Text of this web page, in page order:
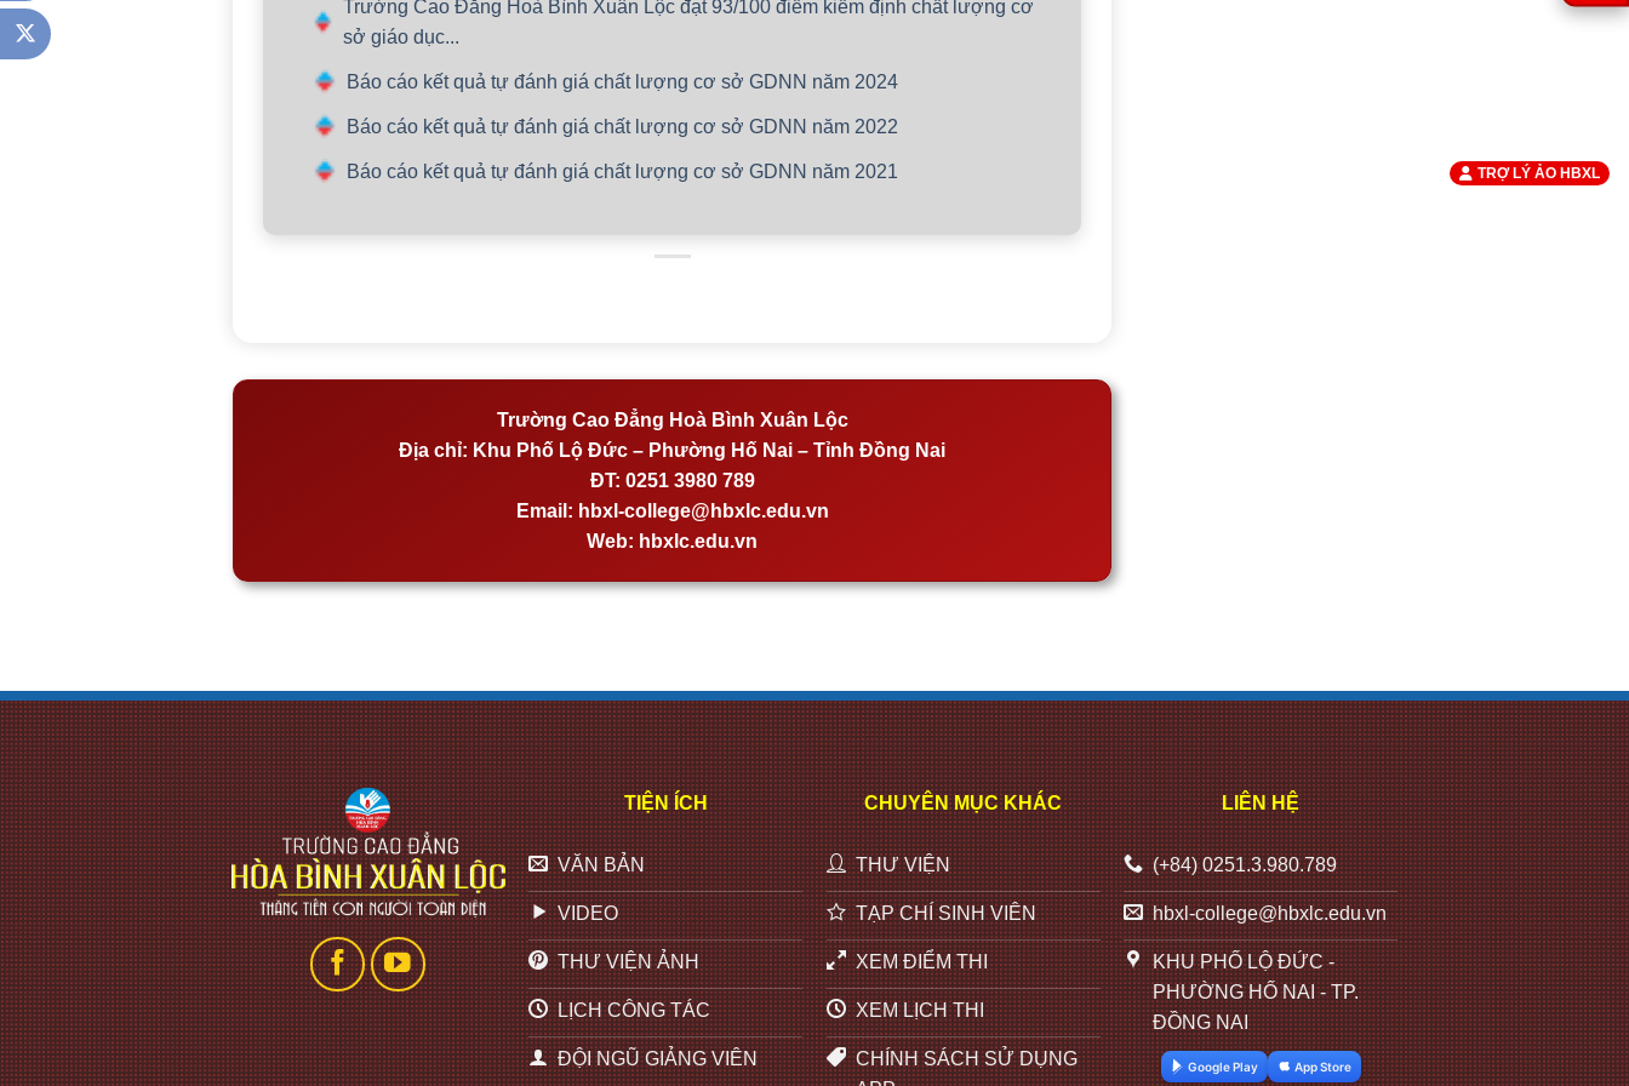
Trường Cao Đẳng Hoà Bình Xuân Lộc đạt 93/100 điểm kiểm định chất lượng cơ
sở giáo dục...
Báo cáo kết quả tự đánh giá chất lượng cơ sở GDNN năm 2024
Báo cáo kết quả tự đánh giá chất lượng cơ sở GDNN năm 2022
Báo cáo kết quả tự đánh giá chất lượng cơ sở GDNN năm 2021
Trường Cao Đẳng Hoà Bình Xuân Lộc
Địa chỉ: Khu Phố Lộ Đức – Phường Hố Nai – Tỉnh Đồng Nai
ĐT: 0251 3980 789
Email: hbxl-college@hbxlc.edu.vn
Web: hbxlc.edu.vn
TIỆN ÍCH
VĂN BẢN
VIDEO
THƯ VIỆN ẢNH
LỊCH CÔNG TÁC
ĐỘI NGŨ GIẢNG VIÊN
CHUYÊN MỤC KHÁC
THƯ VIỆN
TẠP CHÍ SINH VIÊN
XEM ĐIỂM THI
XEM LỊCH THI
CHÍNH SÁCH SỬ DỤNG
LIÊN HỆ
(+84) 0251.3.980.789
hbxl-college@hbxlc.edu.vn
KHU PHỐ LỘ ĐỨC -
PHƯỜNG HỐ NAI - TP.
ĐỒNG NAI
Google Play App Store
TRỢ LÝ ẢO HBXL